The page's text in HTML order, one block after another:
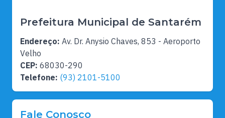
Prefeitura Municipal de Santarém
Endereço: Av. Dr. Anysio Chaves, 853 - Aeroporto
Velho
CEP: 68030-290
Telefone: (93) 2101-5100
Fale Conosco